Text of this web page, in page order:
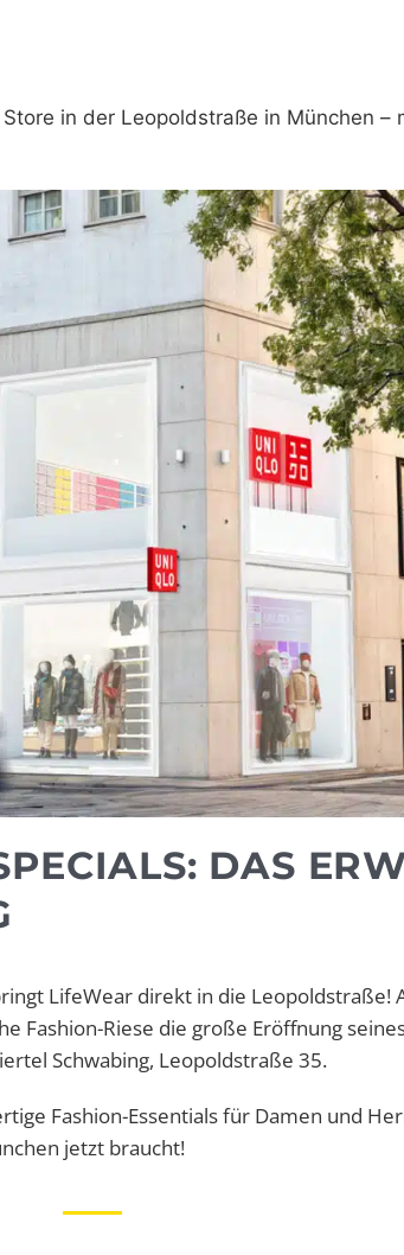
in der Leopoldstraße in München –
DAS
LifeWear direkt in die Leopoldstraße!
Fashion-Riese die große Eröffnung
Schwabing, Leopoldstraße 35.
Fashion-Essentials für Damen und
jetzt braucht!